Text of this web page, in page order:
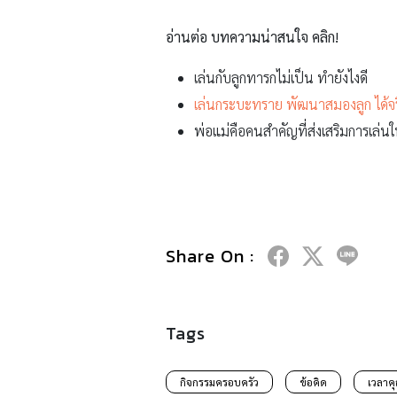
อ่านต่อ บทความน่าสนใจ คลิก!
เล่นกับลูกทารกไม่เป็น ทำยังไงดี
เล่นกระบะทราย พัฒนาสมองลูก ได้จ
พ่อแม่คือคนสำคัญที่ส่งเสริมการเล่น
Share On :
Tags
กิจกรรมครอบครัว ข้อคิด เวลา